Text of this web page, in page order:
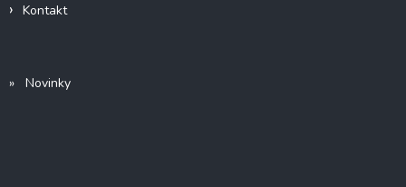
Kontakt
» Novinky